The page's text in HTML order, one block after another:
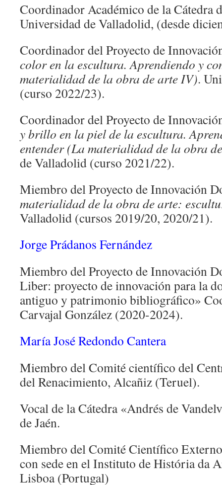
Coordinador Académico de la Cátedra
Universidad de Valladolid, (desde
Coordinador del Proyecto de
color en la escultura. Aprendiendo y
materialidad de la obra de arte IV).
(curso 2022/23).
Coordinador del Proyecto de
y brillo en la piel de la escultura.
entender (La materialidad de la obra
de Valladolid (curso 2021/22).
Miembro del Proyecto de Innovación
materialidad de la obra de arte:
Valladolid (cursos 2019/20, 2020/21).
Jorge Prádanos Fernández
Miembro del Proyecto de Innovación
Liber: proyecto de innovación para la
antiguo y patrimonio bibliográfico»
Carvajal González (2020-2024).
María José Redondo Cantera
Miembro del Comité científico del
del Renacimiento, Alcañiz (Teruel).
Vocal de la Cátedra «Andrés de
de Jaén.
Miembro del Comité Científico
con sede en el Instituto de História da
Lisboa (Portugal)